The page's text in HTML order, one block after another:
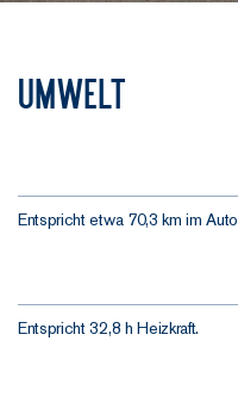
Umwelt
Entspricht etwa 70,3 km im Auto
Entspricht 32,8 h Heizkraft.